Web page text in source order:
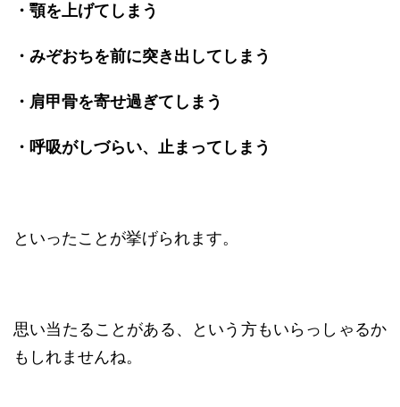
・顎を上げてしまう
・みぞおちを前に突き出してしまう
・肩甲骨を寄せ過ぎてしまう
・呼吸がしづらい、止まってしまう
といったことが挙げられます。
思い当たることがある、という方もいらっしゃるか
もしれませんね。